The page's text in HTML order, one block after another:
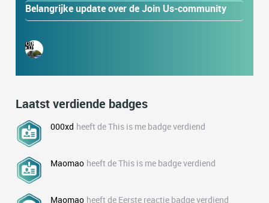
Belangrijke update over de Join Us-community
Laatst verdiende badges
000xd heeft de This is me badge verdiend
Maomao heeft de This is me badge verdiend
Maomao heeft de Eerste reactie badge verdiend